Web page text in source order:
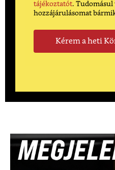
tájékoztatót. Tudomásul
hozzájárulásomat